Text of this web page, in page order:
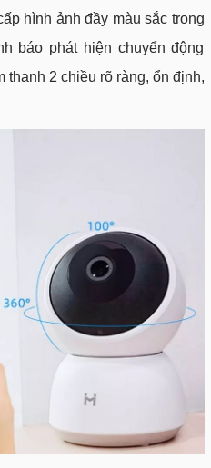
hình ảnh đầy màu sắc trong
báo phát hiện chuyển động
2 chiều rõ ràng, ổn định,